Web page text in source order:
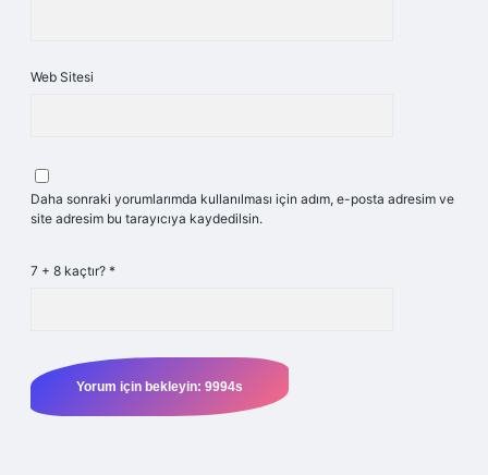
Web Sitesi
Daha sonraki yorumlarımda kullanılması için adım, e-posta adresim ve
site adresim bu tarayıcıya kaydedilsin.
7 + 8 kaçtır? *